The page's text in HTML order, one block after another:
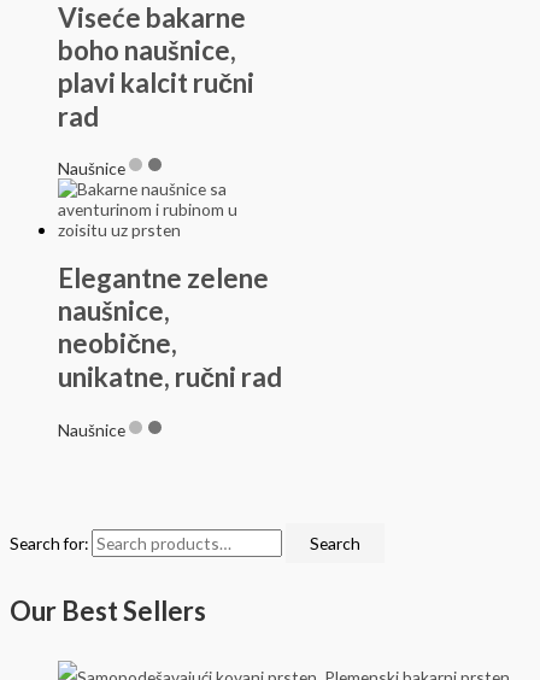
Search for: Search
Our Best Sellers
Viseće bakarne
boho naušnice,
plavi kalcit ručni
rad
Naušnice
Elegantne zelene
naušnice,
neobične,
unikatne, ručni rad
Naušnice